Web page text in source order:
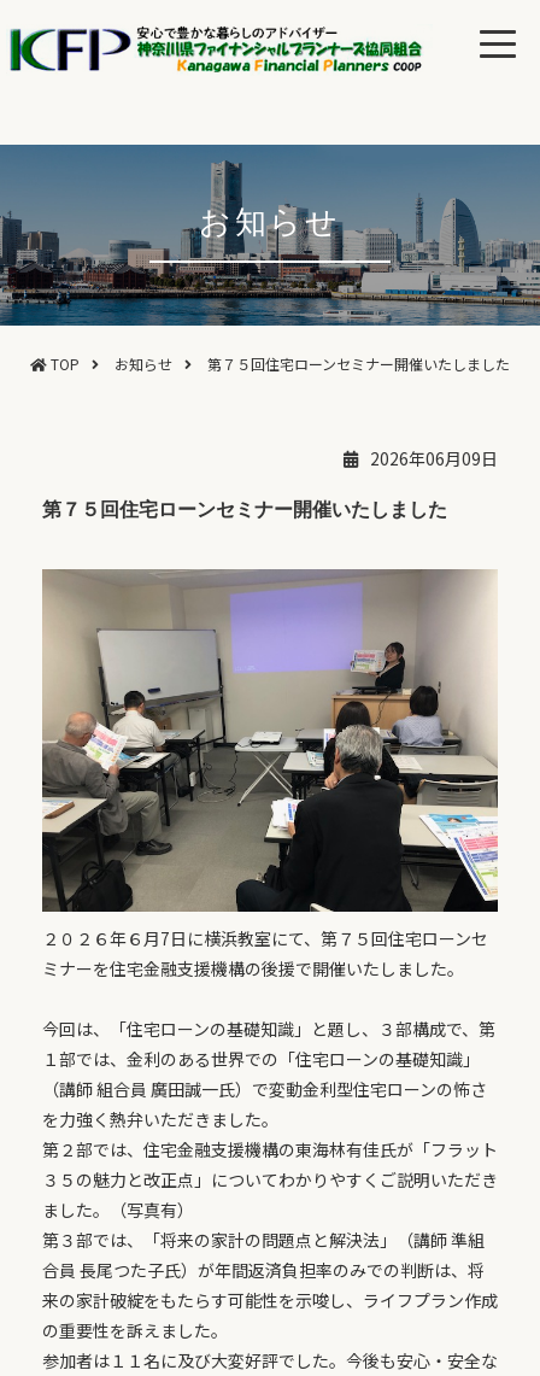
お知らせ
TOP お知らせ 第７５回住宅ローンセミナー開催いたしました
2026年06月09日
第７５回住宅ローンセミナー開催いたしました
２０２６年６月7日に横浜教室にて、第７５回住宅ローンセ
ミナーを住宅金融支援機構の後援で開催いたしました。
今回は、「住宅ローンの基礎知識」と題し、３部構成で、第
１部では、金利のある世界での「住宅ローンの基礎知識」
（講師 組合員 廣田誠一氏）で変動金利型住宅ローンの怖さ
を力強く熱弁いただきました。
第２部では、住宅金融支援機構の東海林有佳氏が「フラット
３５の魅力と改正点」についてわかりやすくご説明いただき
ました。（写真有）
第３部では、「将来の家計の問題点と解決法」（講師 準組
合員 長尾つた子氏）が年間返済負担率のみでの判断は、将
来の家計破綻をもたらす可能性を示唆し、ライフプラン作成
の重要性を訴えました。
参加者は１１名に及び大変好評でした。今後も安心・安全な